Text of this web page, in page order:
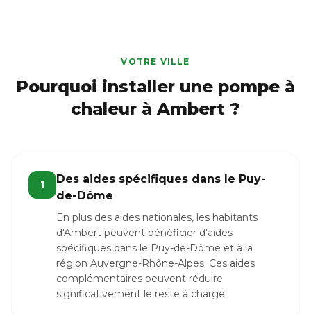
VOTRE VILLE
Pourquoi installer une pompe à
chaleur à Ambert ?
1
Des aides spécifiques dans le Puy-
de-Dôme
En plus des aides nationales, les habitants
d'Ambert peuvent bénéficier d'aides
spécifiques dans le Puy-de-Dôme et à la
région Auvergne-Rhône-Alpes. Ces aides
complémentaires peuvent réduire
significativement le reste à charge.